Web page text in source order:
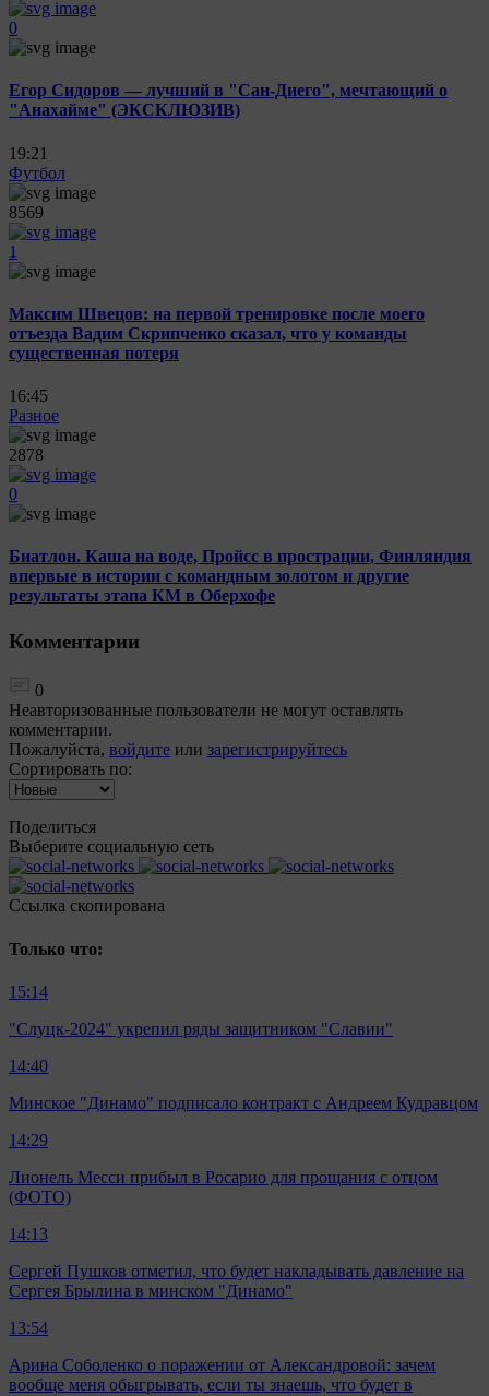
0
Егор Сидоров — лучший в "Сан-Диего", мечтающий о
"Анахайме" (ЭКСКЛЮЗИВ)
19:21
Футбол
8569
1
Максим Швецов: на первой тренировке после моего
отъезда Вадим Скрипченко сказал, что у команды
существенная потеря
16:45
Разное
2878
0
Биатлон. Каша на воде, Пройсс в прострации, Финляндия
впервые в истории с командным золотом и другие
результаты этапа КМ в Оберхофе
Комментарии
0
Неавторизованные пользователи не могут оставлять
комментарии.
Пожалуйста, войдите или зарегистрируйтесь
Сортировать по:
Поделиться
Выберите социальную сеть
Ccылка скопирована
Только что:
15:14
"Слуцк-2024" укрепил ряды защитником "Славии"
14:40
Минское "Динамо" подписало контракт с Андреем Кудравцом
14:29
Лионель Месси прибыл в Росарио для прощания с отцом
(ФОТО)
14:13
Сергей Пушков отметил, что будет накладывать давление на
Сергея Брылина в минском "Динамо"
13:54
Арина Соболенко о поражении от Александровой: зачем
вообще меня обыгрывать, если ты знаешь, что будет в